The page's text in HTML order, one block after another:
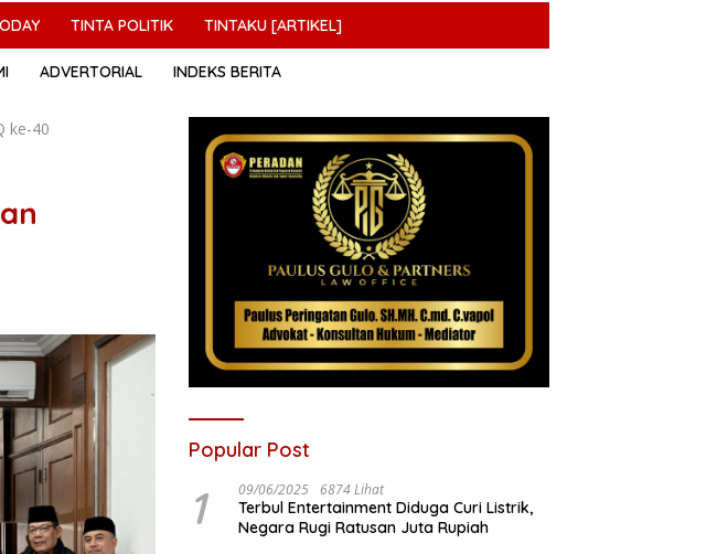
TINTA POLITIK TINTAKU [ARTIKEL]
ADVERTORIAL INDEKS BERITA
ke-40
Popular Post
1 09/06/2025 6874 Lihat
Terbul Entertainment Diduga Curi Listrik,
Negara Rugi Ratusan Juta Rupiah